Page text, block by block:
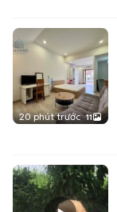
20 phút trước 11